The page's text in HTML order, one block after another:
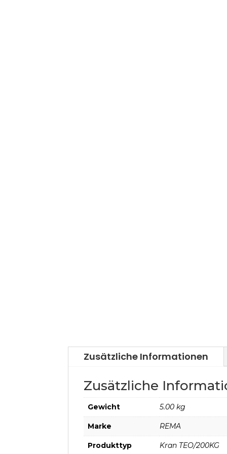
Zusätzliche Informationen
Zusätzliche
Gewicht 5.00 kg
Marke REMA
Produkttyp Kran TEO/200KG